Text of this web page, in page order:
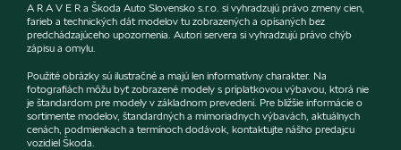
A R A V E R a Škoda Auto Slovensko s.r.o. si vyhradzujú právo zmeny cien,
farieb a technických dát modelov tu zobrazených a opísaných bez
predchádzajúceho upozornenia. Autori servera si vyhradzujú právo chýb
zápisu a omylu.
Použité obrázky sú ilustračné a majú len informatívny charakter. Na
fotografiách môžu byť zobrazené modely s príplatkovou výbavou, ktorá nie
je štandardom pre modely v základnom prevedení. Pre bližšie informácie o
sortimente modelov, štandardných a mimoriadnych výbavách, aktuálnych
cenách, podmienkach a termínoch dodávok, kontaktujte nášho predajcu
vozidiel Škoda.